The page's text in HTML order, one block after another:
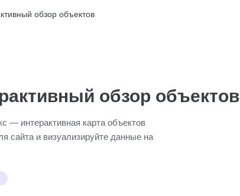
обзор объектов
обзор объектов
— интерактивная карта объектов
сайта и визуализируйте данные на